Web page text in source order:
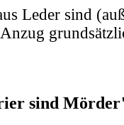
Leder sind
sind